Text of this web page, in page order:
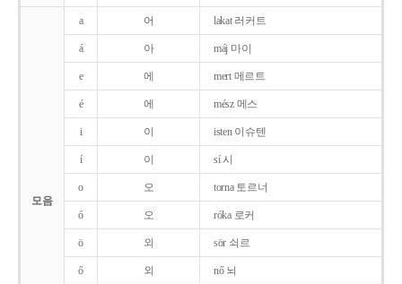
모음
a 어 lakat 러커트
á 아 máj 마이
e 에 mert 메르트
é 에 mész 메스
i 이 isten 이슈텐
í 이 sí 시
o 오 torna 토르너
ó 오 róka 로커
ö 외 sör 쇠르
ő 외 nő 뇌